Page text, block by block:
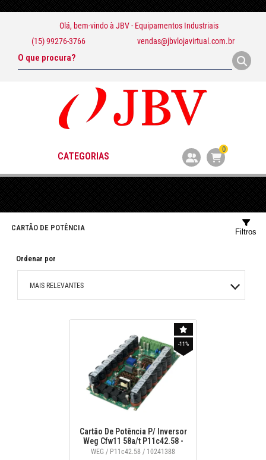
Olá, bem-vindo à JBV - Equipamentos Industriais
(15) 99276-3766
vendas@jbvlojavirtual.com.br
CATEGORIAS
0
CARTÃO DE POTÊNCIA
Ordenar por
MAIS RELEVANTES
Filtros
-11%
Cartão De Potência P/ Inversor
Weg Cfw11 58a/t P11c42.58 -
10241388
WEG / P11c42.58 / 10241388